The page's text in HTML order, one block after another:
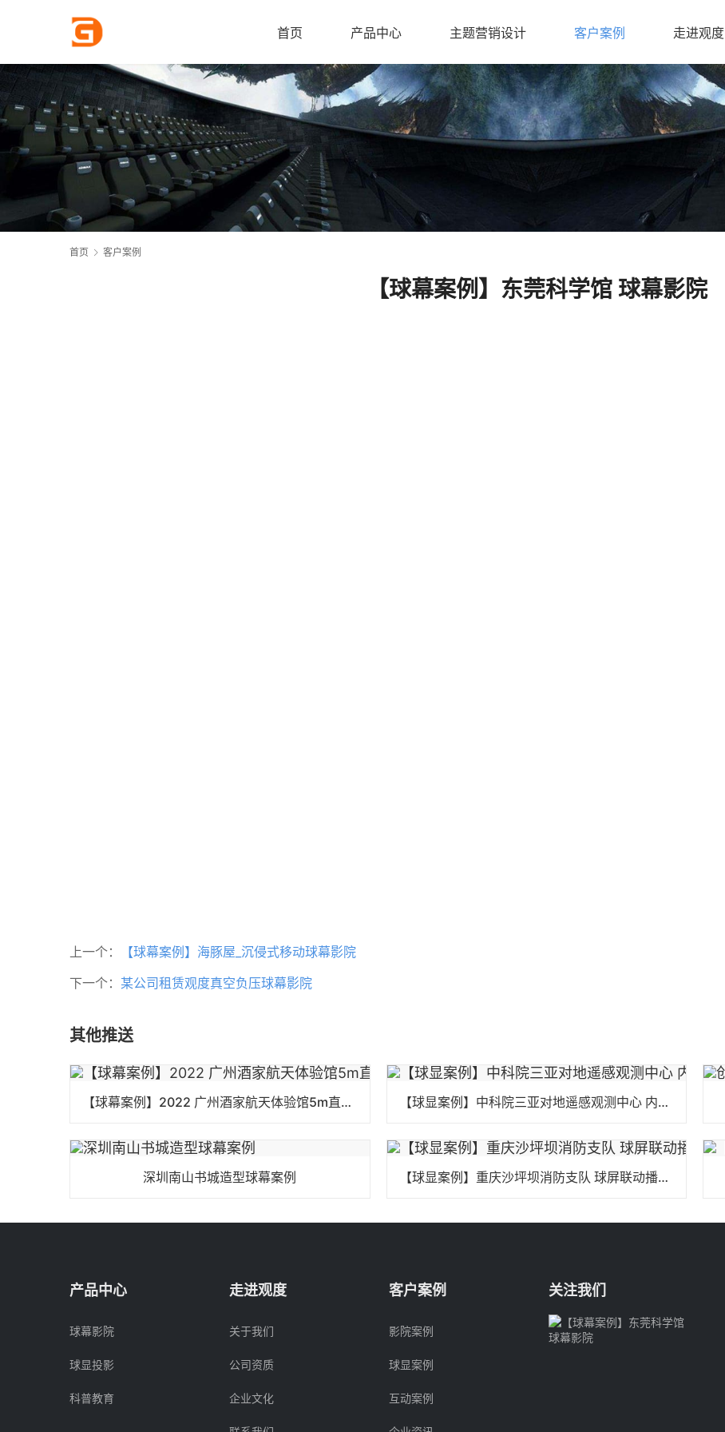
首页 产品中心 主题营销设计 客户案例 走进观度
首页 客户案例
【球幕案例】东莞科学馆 球幕影院
上一个：
【球幕案例】海豚屋_沉侵式移动球幕影院
下一个： 某公司租赁观度真空负压球幕影院
其他推送
【球幕案例】2022 广州酒家航天体验馆5m直径球幕 【球显案例】中科院三亚对地遥感观测中心 内投球
深圳南山书城造型球幕案例 【球显案例】重庆沙坪坝消防支队 球屏联动播报系统
产品中心
球幕影院
球显投影
科普教育
走进观度
关于我们
公司资质
企业文化
客户案例
影院案例
球显案例
互动案例
关注我们